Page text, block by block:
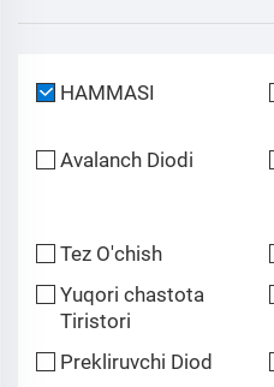
HAMMASI
Avalanch Diodi
Tez O'chish
Yuqori chastota
Tiristori
Prekliruvchi Diod